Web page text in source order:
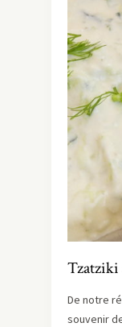
Tzatziki
De notre
souvenir